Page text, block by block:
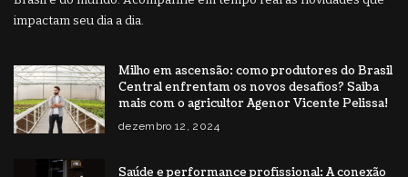
impactam seu dia a dia.
Milho em ascensão: como produtores do Brasil
Central enfrentam os novos desafios? Saiba
mais com o agricultor Agenor Vicente Pelissa!
dezembro 12, 2024
Saúde e performance profissional: A conexão